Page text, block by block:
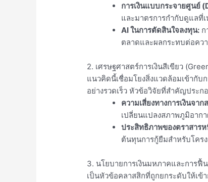
การเงินแบบกระจายศูนย์
และมาตรการกำกับดูแลที่
AI ในการตัดสินใจลงทุน:ก
ตลาดและผลกระทบต่อคว
2. เศรษฐศาสตร์การเงินสีเขียว
แนวคิดนี้เชื่อมโยงสิ่งแวดล้อมเข้ากับ
อย่างรวดเร็ว หัวข้อวิจัยที่สำคัญประก
ความเสี่ยงทางการเงินจา
เปลี่ยนแปลงสภาพภูมิอาก
ประสิทธิภาพของตราสาร
ต้นทุนการกู้ยืมสำหรับโคร
3. นโยบายการเงินมหภาคและการฟื้
เป็นหัวข้อคลาสสิกที่ถูกยกระดับให้เ